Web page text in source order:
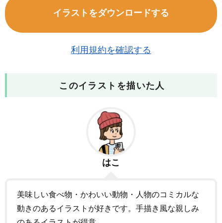
イラストをダウンロードする
利用規約を確認する
このイラストを描いた人
はこ
美味しい食べ物・かわいい動物・人物のコミカルな
動きのあるイラストが好きです。手描き風な親しみ